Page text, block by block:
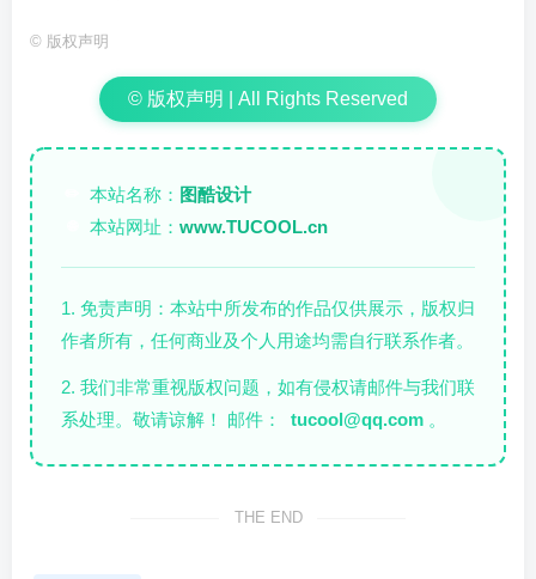
© 版权声明
© 版权声明 | All Rights Reserved
本站名称： 图酷设计
本站网址： www.TUCOOL.cn
1. 免责声明：本站中所发布的作品仅供展示，版权归
作者所有，任何商业及个人用途均需自行联系作者。
2. 我们非常重视版权问题，如有侵权请邮件与我们联
系处理。敬请谅解！ 邮件：
tucool@qq.com 。
THE END